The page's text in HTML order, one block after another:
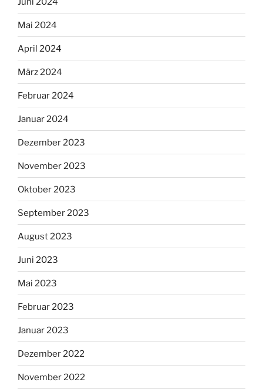
Mai 2024
April 2024
März 2024
Februar 2024
Januar 2024
Dezember 2023
November 2023
Oktober 2023
September 2023
August 2023
Juni 2023
Mai 2023
Februar 2023
Januar 2023
Dezember 2022
November 2022